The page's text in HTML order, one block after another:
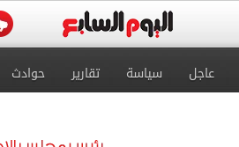
عاجل سياسة تقارير حوادث